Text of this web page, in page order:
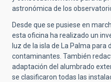
astronómica de los
Desde que se pusiese en
esta oficina ha realizado un
luz de la isla de La Palma
contaminantes. También
adaptación del alumbrado
se clasificaron todas las